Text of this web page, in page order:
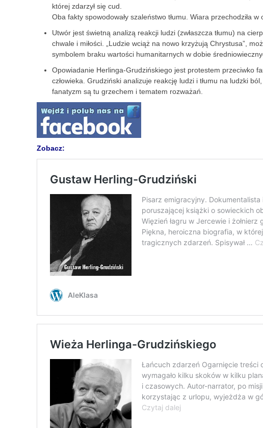
której zdarzył się cud.
Oba fakty spowodowały szaleństwo tłumu. Wiara przechodziła w
Utwór jest świetną analizą reakcji ludzi (zwłaszcza tłumu) na
chwale i miłości. „Ludzie wciąż na nowo krzyżują Chrystusa”,
symbolem braku wartości humanitarnych w dobie
Opowiadanie Herlinga-Grudzińskiego jest protestem przeciwko
człowieka. Grudziński analizuje reakcję ludzi i tłumu na ludzki
fanatyzm są tu grzechem i tematem rozważań.
Zobacz: